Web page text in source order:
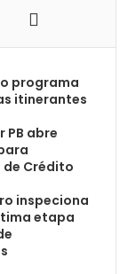
programa
itinerantes
PB abre
de Crédito
inspeciona
etapa